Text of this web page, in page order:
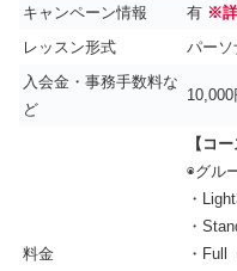
キャンペーン情報 有 ※詳
レッスン形式
パーソ
入会金・事務手数料な
ど
10,000
料金
【コ
◉グル
・
・
・Full